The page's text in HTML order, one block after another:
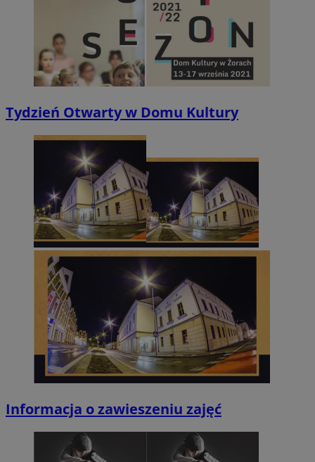
Tydzień Otwarty w Domu Kultury
Informacja o zawieszeniu zajęć